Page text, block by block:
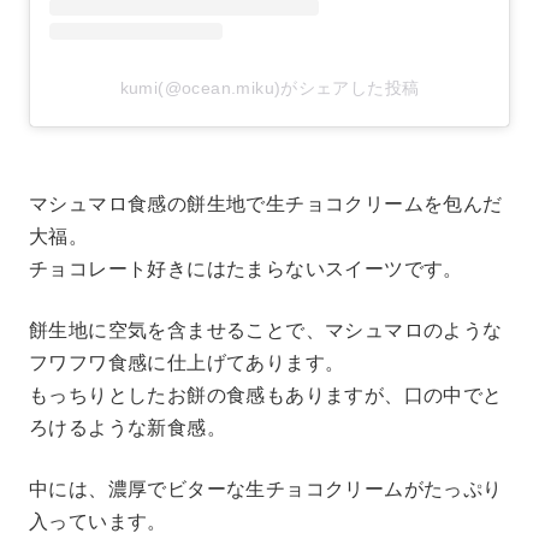
kumi(@ocean.miku)がシェアした投稿
マシュマロ食感の餅生地で生チョコクリームを包んだ
大福。
チョコレート好きにはたまらないスイーツです。
餅生地に空気を含ませることで、マシュマロのような
フワフワ食感に仕上げてあります。
もっちりとしたお餅の食感もありますが、口の中でと
ろけるような新食感。
中には、濃厚でビターな生チョコクリームがたっぷり
入っています。